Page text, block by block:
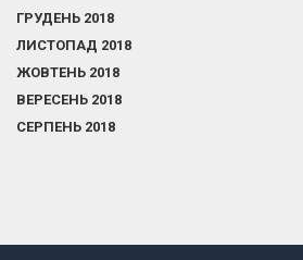
ГРУДЕНЬ 2018
ЛИСТОПАД 2018
ЖОВТЕНЬ 2018
ВЕРЕСЕНЬ 2018
СЕРПЕНЬ 2018